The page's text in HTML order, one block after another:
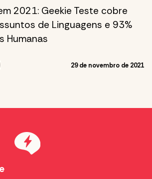
2021: Geekie Teste cobre
de Linguagens e 93%
Humanas
29 de novembro de 2021